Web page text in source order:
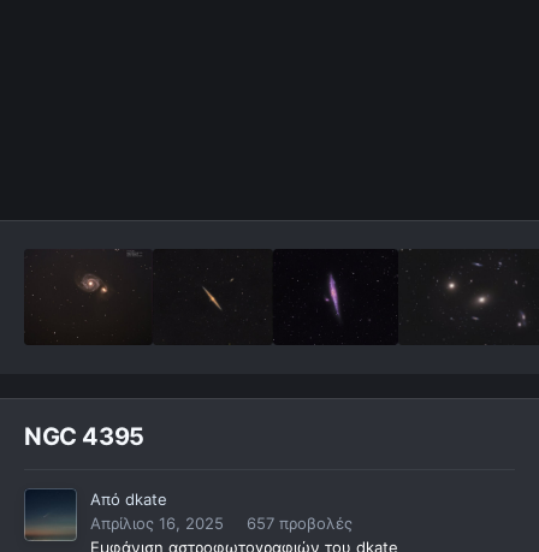
NGC 4395
Από dkate
Απρίλιος 16, 2025
657 προβολές
Εμφάνιση αστροφωτογραφιών του dkate